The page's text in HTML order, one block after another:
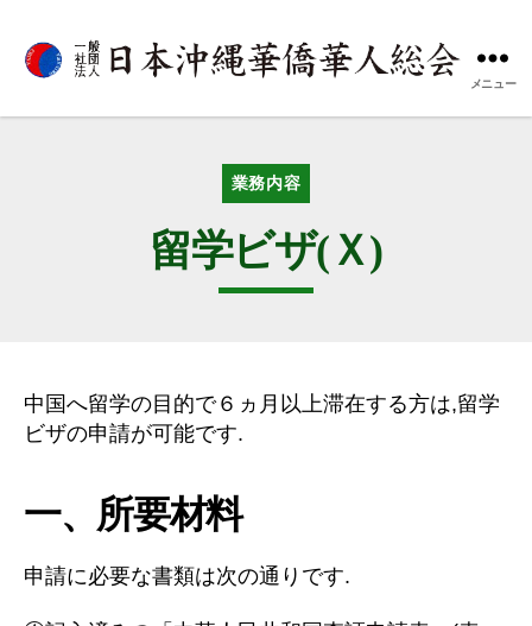
般
華
人
メニュー
カ
テ
リ
ー
業務内容
留学ビザ(Ｘ)
中国へ留学の目的で６ヵ月以上滞在する方は,留学
ビザの申請が可能です.
一、所要材料
申請に必要な書類は次の通りです.